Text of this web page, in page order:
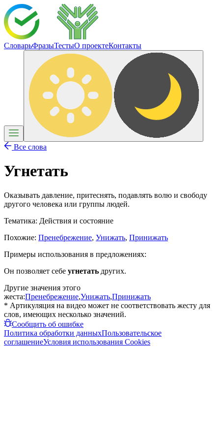
СловарьФразыТестыО проектеКонтакты
Все слова
Угнетать
Оказывать давление, притеснять, подавлять волю и свободу
другого человека или группы людей.
Тематика: Действия и состояние
Похожие: Пренебрежение, Унижать, Принижать
Примеры использования в предложениях:
Он позволяет себе угнетать других.
Другие значения этого
жеста:Пренебрежение,Унижать,Принижать
* Артикуляция на видео может не соответствовать жесту для
слов, имеющих несколько значений.
Сообщить об ошибке
Политика обработки данныхПользовательское
соглашениеУсловия использования Cookies